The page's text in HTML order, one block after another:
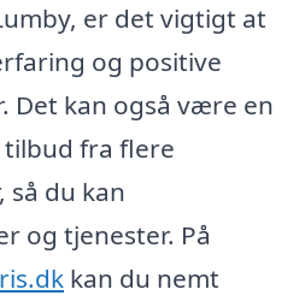
er det vigtigt at
og positive
Det kan også være en
fra flere
så du kan
og tjenester. På
kan du nemt